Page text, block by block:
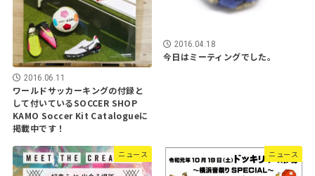
2016.06.11
ワールドサッカーキングの付録と
して付いているSOCCER SHOP
KAMO Soccer Kit Catalogueに
掲載中です！
2016.04.18
今日はミーティングでした。
ニュース ニュース